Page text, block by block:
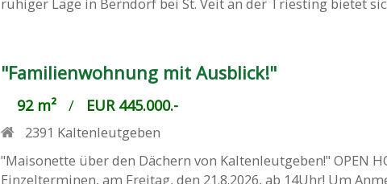
ruhiger Lage in Berndorf bei St. Veit an der Triesting bietet
"Familienwohnung mit Ausblick!"
92 m²/ EUR 445.000.-
2391 Kaltenleutgeben
"Maisonette über den Dächern von Kaltenleutgeben!" OPEN
Einzelterminen, am Freitag, den 21.8.2026, ab 14Uhr! Um